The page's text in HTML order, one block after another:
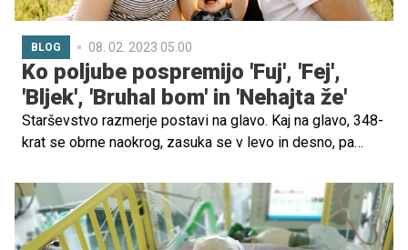
BLOG 08. 02. 2023 05.00
Ko poljube pospremijo 'Fuj', 'Fej',
'Bljek', 'Bruhal bom' in 'Nehajta že'
Starševstvo razmerje postavi na glavo. Kaj na glavo, 348-
krat se obrne naokrog, zasuka se v levo in desno, pa
Zmenki so po novem kavica v lokalu, kratek sprehod v
naravi v soboto popoldne, tudi skupna vožnja iz službe.
Vse brez otrok, seveda, in po možnosti v dragoceni tišini.